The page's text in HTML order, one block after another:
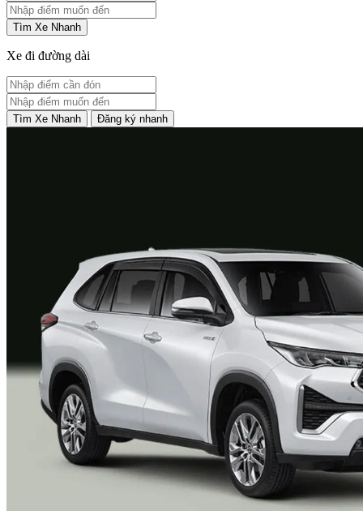
Tìm Xe Nhanh
Xe đi đường dài
Tìm Xe Nhanh Đăng ký nhanh